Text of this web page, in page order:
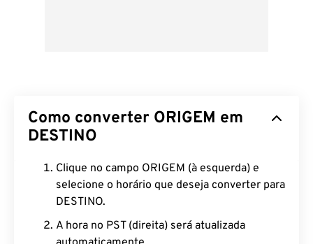
Como converter ORIGEM em
DESTINO
Clique no campo ORIGEM (à esquerda) e
selecione o horário que deseja converter para
DESTINO.
A hora no PST (direita) será atualizada